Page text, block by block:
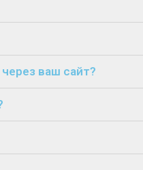
ваш сайт?